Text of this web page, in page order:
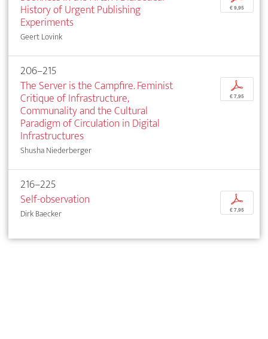
History of Urgent Publishing
Experiments
Geert Lovink
€ 9,95
206–215
The Server is the Campfire. Feminist
Critique of Infrastructure,
Communality and the Cultural
Paradigm of Circulation in Digital
Infrastructures
Shusha Niederberger
p
€ 7,95
216–225
Self-observation
Dirk Baecker
p
€ 7,95